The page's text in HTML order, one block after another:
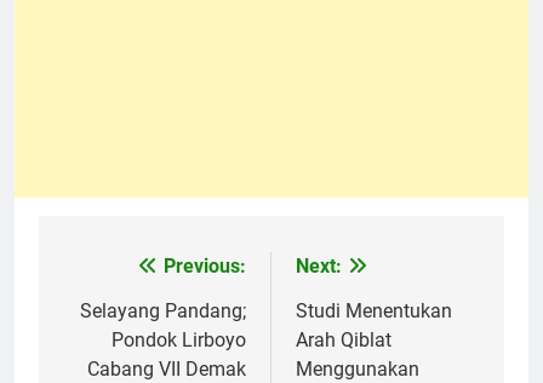
Navigasi
pos
Previous:
Selayang Pandang;
Pondok Lirboyo
Cabang VII Demak
Next:
Studi Menentukan
Arah Qiblat
Menggunakan